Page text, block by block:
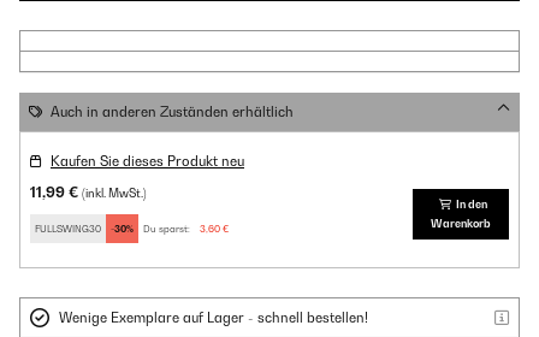
Auch in anderen Zuständen erhältlich
Kaufen Sie dieses Produkt neu
11,99 € (inkl. MwSt.)
FULLSWING30 -30% Du sparst: 3,60 €
In den
Warenkorb
Wenige Exemplare auf Lager - schnell bestellen!